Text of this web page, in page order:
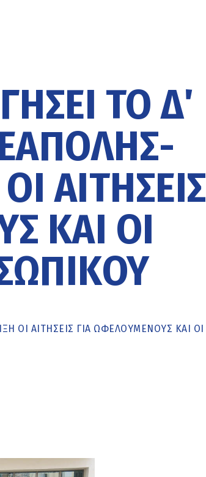
ΤΟ Δ΄
ΑΙΤΉΣΕΙΣ
ΚΑΙ ΟΙ
ΟΙ ΑΙΤΉΣΕΙΣ ΓΙΑ ΩΦΕΛΟΎΜΕΝΟΥΣ ΚΑΙ ΟΙ